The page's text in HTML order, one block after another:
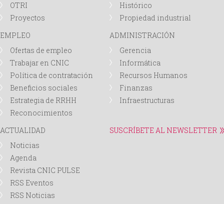
OTRI
Proyectos
Histórico
Propiedad industrial
EMPLEO
Ofertas de empleo
Trabajar en CNIC
Política de contratación
Beneficios sociales
Estrategia de RRHH
Reconocimientos
ADMINISTRACIÓN
Gerencia
Informática
Recursos Humanos
Finanzas
Infraestructuras
ACTUALIDAD
Noticias
Agenda
Revista CNIC PULSE
RSS Eventos
RSS Noticias
SUSCRÍBETE AL NEWSLETTER